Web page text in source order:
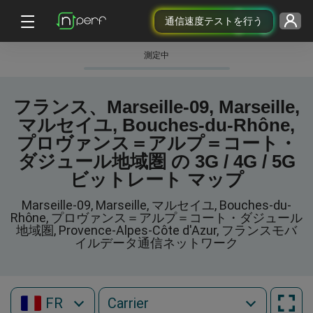
通信速度テストを行う
測定中
フランス、Marseille-09, Marseille,
マルセイユ, Bouches-du-Rhône,
プロヴァンス＝アルプ＝コート・
ダジュール地域圏 の 3G / 4G / 5G
ビットレート マップ
Marseille-09, Marseille, マルセイユ, Bouches-du-
Rhône, プロヴァンス＝アルプ＝コート・ダジュール
地域圏, Provence-Alpes-Côte d'Azur, フランスモバ
イルデータ通信ネットワーク
FR